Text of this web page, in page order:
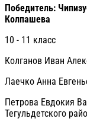
Победитель:
Колпашева
10 - 11 класс
Колганов Иван
Лаечко Анна
Петрова Евдокия
Тегульдетского